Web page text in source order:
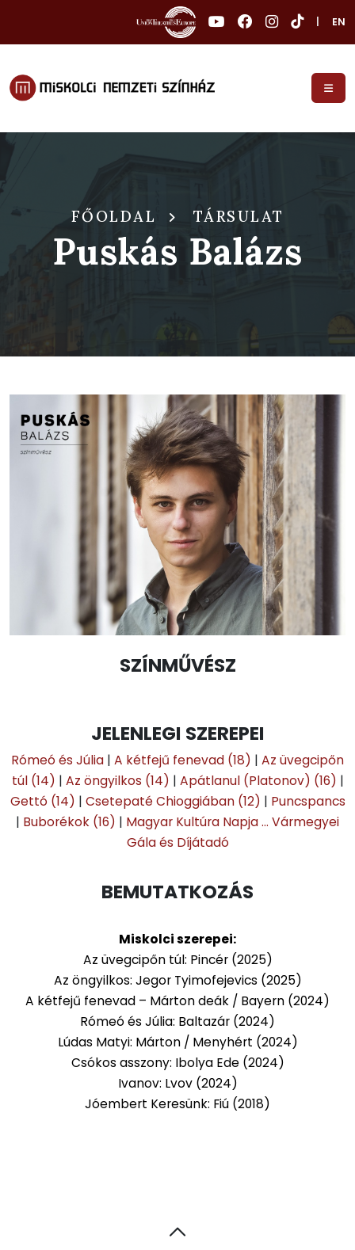
EN
FŐOLDAL TÁRSULAT
Puskás Balázs
SZÍNMŰVÉSZ
JELENLEGI SZEREPEI
Rómeó és Júlia | A kétfejű fenevad (18) | Az üvegcipőn
túl (14) | Az öngyilkos (14) | Apátlanul (Platonov) (16) |
Gettó (14) | Csetepaté Chioggiában (12) | Puncspancs
| Buborékok (16) | Magyar Kultúra Napja … Vármegyei
Gála és Díjátadó
BEMUTATKOZÁS
Miskolci szerepei:
Az üvegcipőn túl: Pincér (2025)
Az öngyilkos: Jegor Tyimofejevics (2025)
A kétfejű fenevad – Márton deák / Bayern (2024)
Rómeó és Júlia: Baltazár (2024)
Lúdas Matyi: Márton / Menyhért (2024)
Csókos asszony: Ibolya Ede (2024)
Ivanov: Lvov (2024)
Jóembert Keresünk: Fiú (2018)